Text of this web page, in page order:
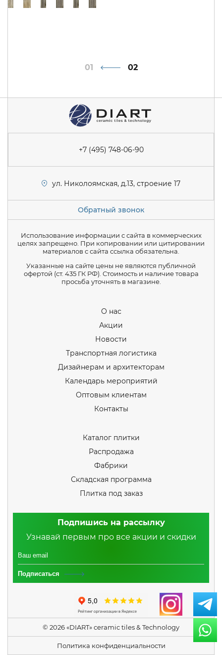
1 2
+7 (495) 748-06-90
ул. Николоямская, д.13, строение 17
Обратный звонок
Использование информации с сайта в коммерческих
целях запрещено. При копировании или цитировании
материалов с сайта ссылка обязательна.
Указанные на сайте цены не являются публичной
офертой (ст. 435 ГК РФ). Стоимость и наличие товара
просьба уточнять в магазине.
О нас
Акции
Новости
Транспортная логистика
Дизайнерам и архитекторам
Календарь мероприятий
Оптовым клиентам
Контакты
Каталог плитки
Распродажа
Фабрики
Складская программа
Плитка под заказ
Подпишись на рассылку
Узнавай первым про все акции и скидки
Подписаться
© 2026 «DIART» ceramic tiles & Technology
Политика конфиденциальности